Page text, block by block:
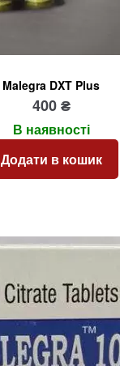
Malegra DXT Plus
400₴
В наявності
Додати в кошик